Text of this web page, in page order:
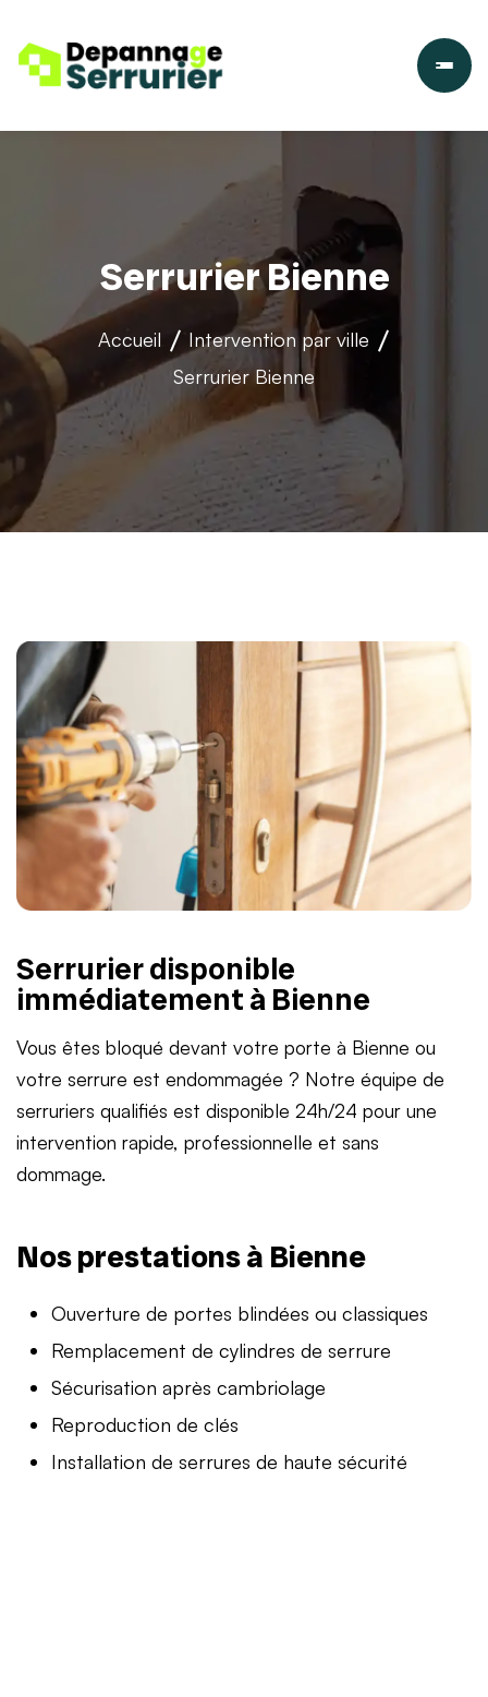
Serrurier Bienne
Accueil
Intervention par ville
Serrurier Bienne
Serrurier disponible
immédiatement à Bienne
Vous êtes bloqué devant votre porte à Bienne ou
votre serrure est endommagée ? Notre équipe de
serruriers qualifiés est disponible 24h/24 pour une
intervention rapide, professionnelle et sans
dommage.
Nos prestations à Bienne
Ouverture de portes blindées ou classiques
Remplacement de cylindres de serrure
Sécurisation après cambriolage
Reproduction de clés
Installation de serrures de haute sécurité